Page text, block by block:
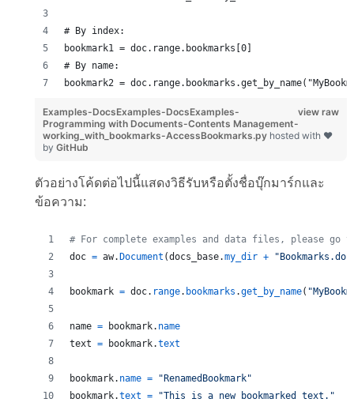
# By index:
bookmark1 = doc.range.bookmarks[0]
# By name:
bookmark2 =
view raw
Examples-DocsExamples-DocsExamples-
Programming with Documents-Contents Management-
working_with_bookmarks-AccessBookmarks.py hosted with ❤
by GitHub
ตัวอย่างโค้ดต่อไปนี้แสดงวิธีรับหรือตั้งชื่อบุ๊กมาร์กและ
ข้อความ:
# For complete examples and data files, please go
doc = aw. Document (docs_base.my_dir +
bookmark = doc. range. bookmarks .get_by_name(
name = bookmark. name
text = bookmark.text
bookmark. name =
"RenamedBookmark"
bookmark.text = "This is a new bookmarked text."